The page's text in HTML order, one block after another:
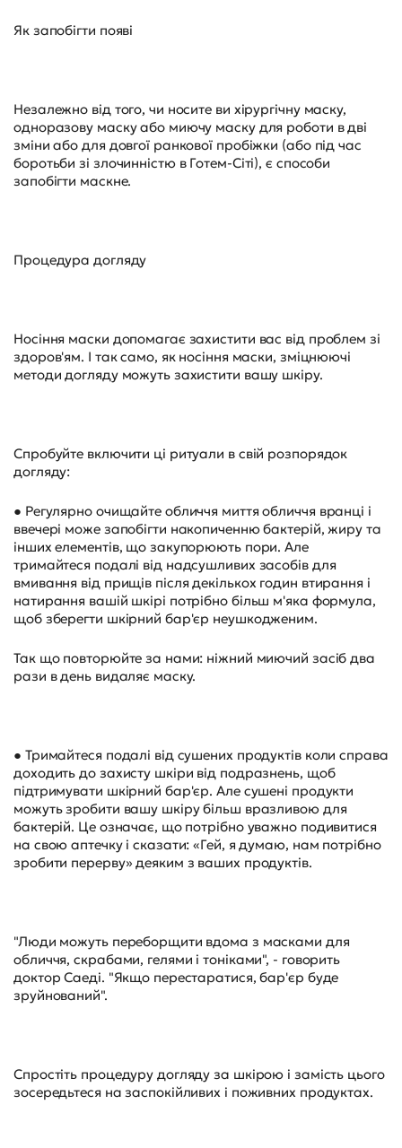
Як запобігти появі
Незалежно від того, чи носите ви хірургічну маску,
одноразову маску або миючу маску для роботи в дві
зміни або для довгої ранкової пробіжки (або під час
боротьби зі злочинністю в Готем-Сіті), є способи
запобігти маскне.
Процедура догляду
Носіння маски допомагає захистити вас від проблем зі
здоров'ям. І так само, як носіння маски, зміцнюючі
методи догляду можуть захистити вашу шкіру.
Спробуйте включити ці ритуали в свій розпорядок
догляду:
● Регулярно очищайте обличчя миття обличчя вранці і
ввечері може запобігти накопиченню бактерій, жиру та
інших елементів, що закупорюють пори. Але
тримайтеся подалі від надсушливих засобів для
вмивання від прищів після декількох годин втирання і
натирання вашій шкірі потрібно більш м'яка формула,
щоб зберегти шкірний бар'єр неушкодженим.
Так що повторюйте за нами: ніжний миючий засіб два
рази в день видаляє маску.
● Тримайтеся подалі від сушених продуктів коли справа
доходить до захисту шкіри від подразнень, щоб
підтримувати шкірний бар'єр. Але сушені продукти
можуть зробити вашу шкіру більш вразливою для
бактерій. Це означає, що потрібно уважно подивитися
на свою аптечку і сказати: «Гей, я думаю, нам потрібно
зробити перерву» деяким з ваших продуктів.
"Люди можуть переборщити вдома з масками для
обличчя, скрабами, гелями і тоніками", - говорить
доктор Саеді. "Якщо перестаратися, бар'єр буде
зруйнований".
Спростіть процедуру догляду за шкірою і замість цього
зосередьтеся на заспокійливих і поживних продуктах.